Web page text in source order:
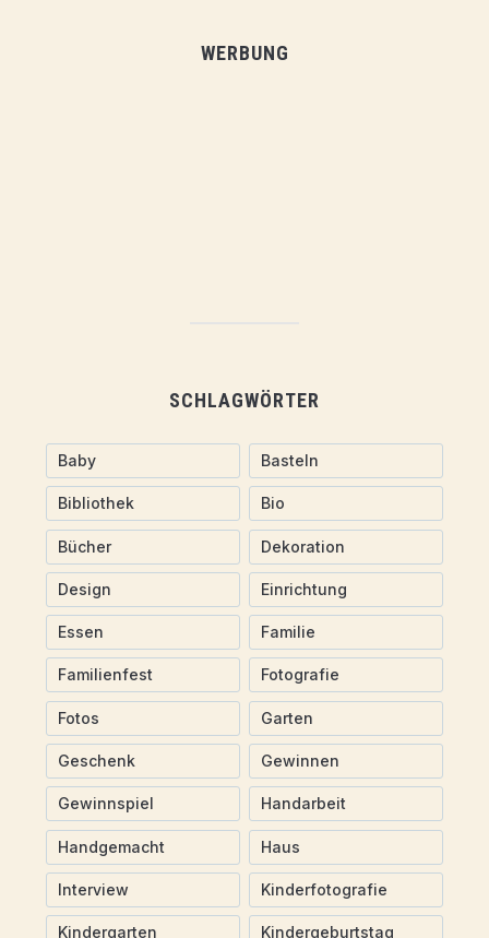
WERBUNG
SCHLAGWÖRTER
Baby Basteln
Bibliothek Bio
Bücher Dekoration
Design Einrichtung
Essen Familie
Familienfest Fotografie
Fotos Garten
Geschenk Gewinnen
Gewinnspiel Handarbeit
Handgemacht Haus
Interview Kinderfotografie
Kindergarten Kindergeburtstag